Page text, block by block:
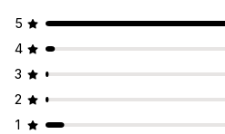
5
4
3
2
1